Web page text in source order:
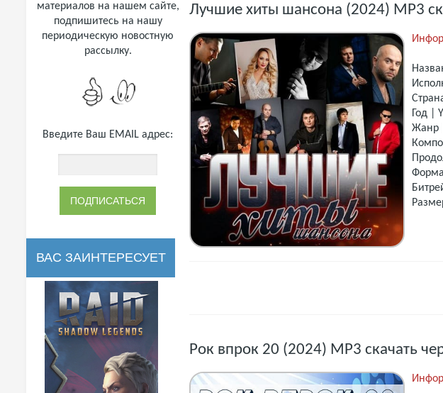
материалов на нашем сайте,
подпишитесь на нашу
периодическую новостную
рассылку.
Введите Ваш EMAIL адрес:
ВАС ЗАИНТЕРЕСУЕТ
Лучшие хиты шансона (2024) MP3
Год |
Жанр
Рок впрок 20 (2024) MP3 скачать